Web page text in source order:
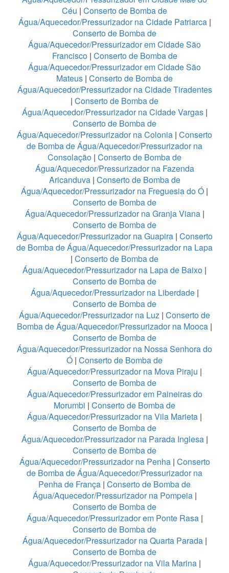
Céu | Conserto de Bomba de
Água/Aquecedor/Pressurizador na Cidade Patriarca|
Conserto de Bomba de
Água/Aquecedor/Pressurizador em Cidade São
Francisco | Conserto de Bomba de
Água/Aquecedor/Pressurizador em Cidade São
Mateus | Conserto de Bomba de
Água/Aquecedor/Pressurizador na Cidade Tiradentes
| Conserto de Bomba de
Água/Aquecedor/Pressurizador na Cidade Vargas |
Conserto de Bomba de
Água/Aquecedor/Pressurizador na Colonia | Conserto
de Bomba de Água/Aquecedor/Pressurizador na
Consolação | Conserto de Bomba de
Água/Aquecedor/Pressurizador na Fazenda
Aricanduva| Conserto de Bomba de
Água/Aquecedor/Pressurizador na Freguesia do Ó |
Conserto de Bomba de
Água/Aquecedor/Pressurizador na Granja Viana|
Conserto de Bomba de
Água/Aquecedor/Pressurizador na Guapira| Conserto
de Bomba de Água/Aquecedor/Pressurizador na Lapa
| Conserto de Bomba de
Água/Aquecedor/Pressurizador na Lapa de Baixo |
Conserto de Bomba de
Água/Aquecedor/Pressurizador na Liberdade |
Conserto de Bomba de
Água/Aquecedor/Pressurizador na Luz | Conserto de
Bomba de Água/Aquecedor/Pressurizador na Mooca |
Conserto de Bomba de
Água/Aquecedor/Pressurizador na Nossa Senhora do
Ó | Conserto de Bomba de
Água/Aquecedor/Pressurizador na Mova Piraju |
Conserto de Bomba de
Água/Aquecedor/Pressurizador em Paineiras do
Morumbi | Conserto de Bomba de
Água/Aquecedor/Pressurizador na Vila Marieta |
Conserto de Bomba de
Água/Aquecedor/Pressurizador na Parada Inglesa |
Conserto de Bomba de
Água/Aquecedor/Pressurizador na Penha| Conserto
de Bomba de Água/Aquecedor/Pressurizador na
Penha de França | Conserto de Bomba de
Água/Aquecedor/Pressurizador na Pompeia|
Conserto de Bomba de
Água/Aquecedor/Pressurizador em Ponte Rasa|
Conserto de Bomba de
Água/Aquecedor/Pressurizador na Quarta Parada|
Conserto de Bomba de
Água/Aquecedor/Pressurizador na Vila Marina |